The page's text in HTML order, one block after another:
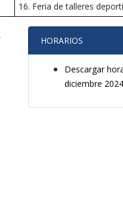
16. Feria de talleres
HORARIOS
Descargar
diciembre 2024